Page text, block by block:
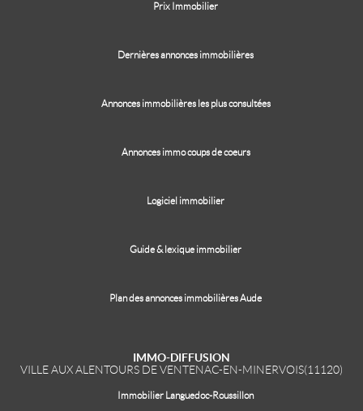
Prix Immobilier
Dernières annonces immobilières
Annonces immobilières les plus consultées
Annonces immo coups de coeurs
Logiciel immobilier
Guide & lexique immobilier
Plan des annonces immobilières Aude
IMMO-DIFFUSION
VILLE AUX ALENTOURS DE VENTENAC-EN-MINERVOIS(11120)
Immobilier Languedoc-Roussillon